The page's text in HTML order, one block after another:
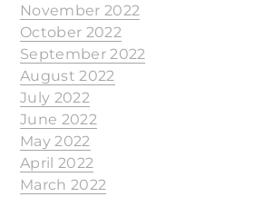
November 2022
October 2022
September 2022
August 2022
July 2022
June 2022
May 2022
April 2022
March 2022